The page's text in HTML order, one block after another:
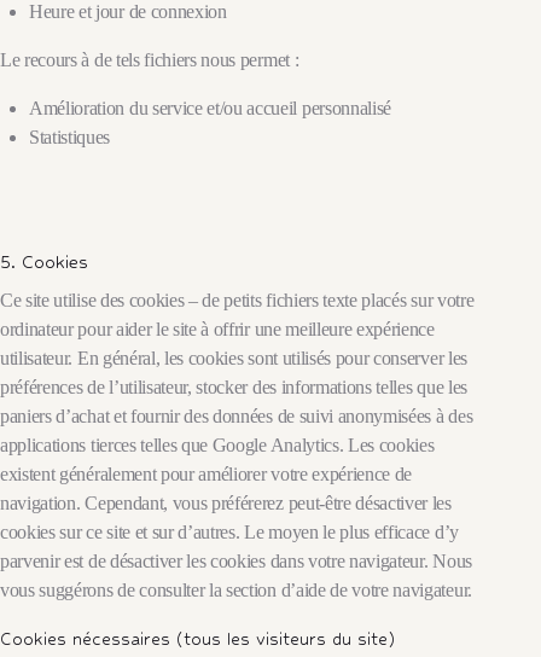
Heure et jour de connexion
Le recours à de tels fichiers nous permet :
Amélioration du service et/ou accueil personnalisé
Statistiques
5. Cookies
Ce site utilise des cookies – de petits fichiers texte placés sur votre
ordinateur pour aider le site à offrir une meilleure expérience
utilisateur. En général, les cookies sont utilisés pour conserver les
préférences de l’utilisateur, stocker des informations telles que les
paniers d’achat et fournir des données de suivi anonymisées à des
applications tierces telles que Google Analytics. Les cookies
existent généralement pour améliorer votre expérience de
navigation. Cependant, vous préférerez peut-être désactiver les
cookies sur ce site et sur d’autres. Le moyen le plus efficace d’y
parvenir est de désactiver les cookies dans votre navigateur. Nous
vous suggérons de consulter la section d’aide de votre navigateur.
Cookies nécessaires (tous les visiteurs du site)